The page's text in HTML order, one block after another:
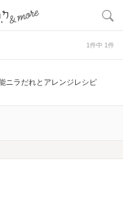
1件中 1件
ニラだれとアレンジレシピ